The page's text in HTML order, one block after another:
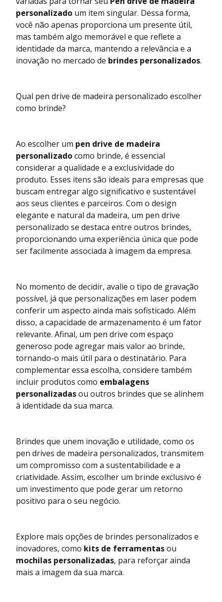
personalizado um item singular. Dessa forma,
você não apenas proporciona um presente útil,
mas também algo memorável e que reflete a
identidade da marca, mantendo a relevância e a
inovação no mercado de brindes personalizados.
Qual pen drive de madeira personalizado escolher
como brinde?
Ao escolher um pen drive de madeira
personalizadocomo brinde, é essencial
considerar a qualidade e a exclusividade do
produto. Esses itens são ideais para empresas que
buscam entregar algo significativo e sustentável
aos seus clientes e parceiros. Com o design
elegante e natural da madeira, um pen drive
personalizado se destaca entre outros brindes,
proporcionando uma experiência única que pode
ser facilmente associada à imagem da empresa.
No momento de decidir, avalie o tipo de gravação
possível, já que personalizações em laser podem
conferir um aspecto ainda mais sofisticado. Além
disso, a capacidade de armazenamento é um fator
relevante. Afinal, um pen drive com espaço
generoso pode agregar mais valor ao brinde,
tornando-o mais útil para o destinatário. Para
complementar essa escolha, considere também
incluir produtos como embalagens
personalizadasou outros brindes que se alinhem
à identidade da sua marca.
Brindes que unem inovação e utilidade, como os
pen drives de madeira personalizados, transmitem
um compromisso com a sustentabilidade e a
criatividade. Assim, escolher um brinde exclusivo é
um investimento que pode gerar um retorno
positivo para o seu negócio.
Explore mais opções de brindes personalizados e
inovadores, como kits de ferramentasou
mochilas personalizadas, para reforçar ainda
mais a imagem da sua marca.